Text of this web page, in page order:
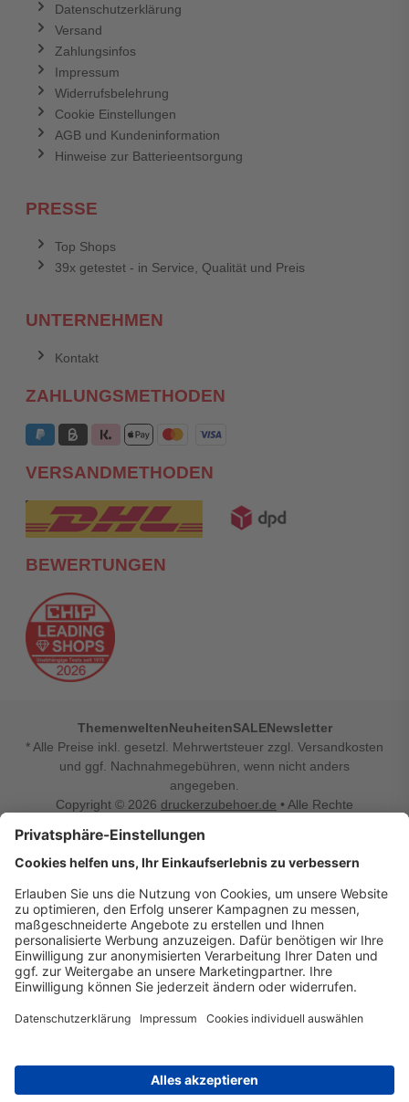
Datenschutzerklärung
Versand
Zahlungsinfos
Impressum
Widerrufsbelehrung
Cookie Einstellungen
AGB und Kundeninformation
Hinweise zur Batterieentsorgung
PRESSE
Top Shops
39x getestet - in Service, Qualität und Preis
UNTERNEHMEN
Kontakt
ZAHLUNGSMETHODEN
VERSANDMETHODEN
BEWERTUNGEN
ThemenweltenNeuheitenSALENewsletter
* Alle Preise inkl. gesetzl. Mehrwertsteuer zzgl. Versandkosten
und ggf. Nachnahmegebühren, wenn nicht anders
angegeben.
Copyright © 2026 druckerzubehoer.de • Alle Rechte
Vertrag widerrufen
Druckerzubehoer.de – preiswerte Qualität für Ihr Office
Sie sind auf der Suche nach dem passenden Druckerzubehör
oder Zubehör für das Büro, den Computer oder Ihr
Smartphone? Dann sind Sie bei Druckerzubehoer.de genau
richtig! Unser breites Sortiment bietet unter anderem Tinte
und Toner für alle gängigen Druckermodelle – großer sowie
kleiner Hersteller. Zugleich sind wir Ihr Online Fachhandel für
einrichten, die Werkstatt ausstatten oder den Alltag mit
was Ihren Arbeitsplatz noch komfortabler macht, finden Sie
bei uns auch Bastelspaß, Schulbedarf, Beleuchtung,